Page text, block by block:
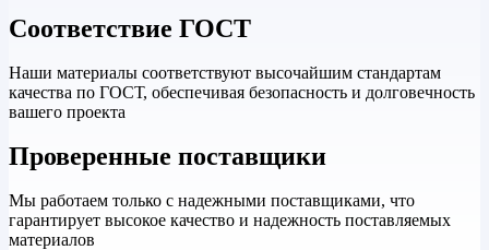
Соответствие ГОСТ
Наши материалы соответствуют высочайшим стандартам
качества по ГОСТ, обеспечивая безопасность и долговечность
вашего проекта
Проверенные поставщики
Мы работаем только с надежными поставщиками, что
гарантирует высокое качество и надежность поставляемых
материалов